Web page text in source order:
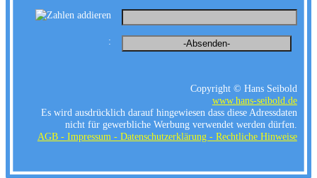
:
Copyright © Hans Seibold
www.hans-seibold.de
Es wird ausdrücklich darauf hingewiesen dass diese Adressdaten
nicht für gewerbliche Werbung verwendet werden dürfen.
AGB - Impressum - Datenschutzerklärung - Rechtliche Hinweise